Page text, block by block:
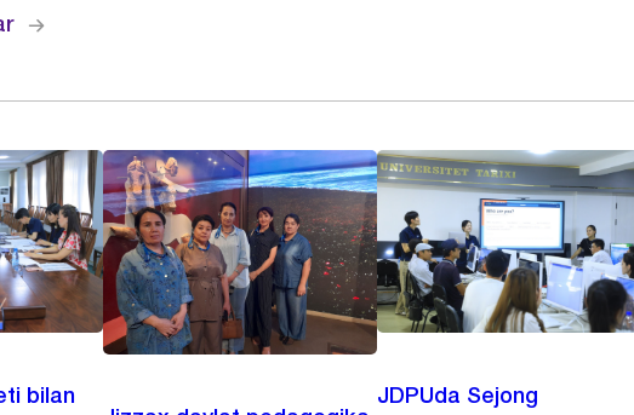
bilan
JDPUda Sejong